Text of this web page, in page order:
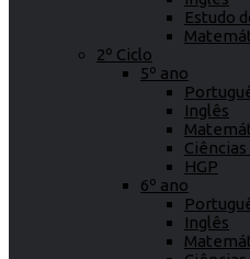
Estudo
2º Ciclo
5º ano
Inglês
HGP
6º ano
Inglês